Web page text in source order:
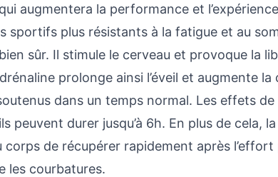
augmentera la performance et
sportifs plus résistants à la fatigue et au
sûr. Il stimule le cerveau et provoque la
prolonge ainsi l’éveil et augmente
dans un temps normal. Les effets
peuvent durer jusqu’à 6h. En plus de cela,
corps de récupérer rapidement après
les courbatures.